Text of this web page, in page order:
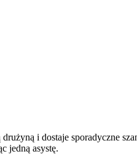
i dostaje sporadyczne
jedną asystę.